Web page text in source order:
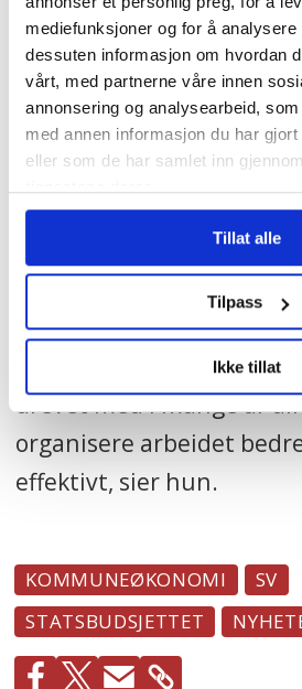
mediefunksjoner og for å
dessuten informasjon om hvordan
vårt, med partnerne våre innen
annonsering og analysearbeid,
med annen informasjon du har
eller som de har samlet inn
Tillat alle
Tilpass
Ikke tillat
kommuner mer enn i
ifølge Fagbladet.
Gunn Marit Helgesen i
at penger ikke er
– Vi kan ikke rekruttere
og slett ikke er nok folk.
endre og omstille
kommuner og
drevet med i mange år
organisere arbeidet
effektivt, sier hun.
KOMMUNEØKONOMI
SV
STATSBUDSJETTET